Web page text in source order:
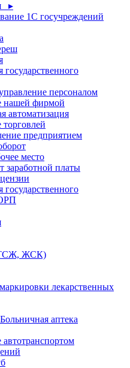
▸
1С госучреждений
государственного
персоналом
нашей фирмой
автоматизация
предприятием
место
платы
государственного
ЖСК)
лекарственных
аптека